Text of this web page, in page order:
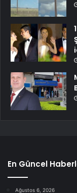
En Güncel
Ağustos 6, 2026